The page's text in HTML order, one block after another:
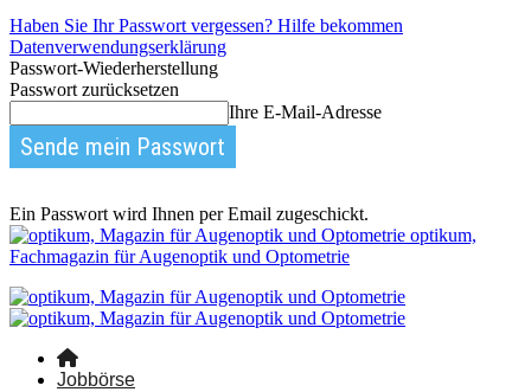
Haben Sie Ihr Passwort vergessen? Hilfe bekommen
Datenverwendungserklärung
Passwort-Wiederherstellung
Passwort zurücksetzen
Ihre E-Mail-Adresse
Ein Passwort wird Ihnen per Email zugeschickt.
optikum,
Fachmagazin für Augenoptik und Optometrie
Jobbörse